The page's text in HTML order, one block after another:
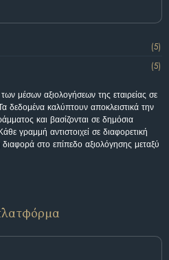
(5)
(5)
μέσων αξιολογήσεων της εταιρείας σε
δεδομένα καλύπτουν αποκλειστικά την
και βασίζονται σε δημόσια
γραμμή αντιστοιχεί σε διαφορετική
στο επίπεδο αξιολόγησης μεταξύ